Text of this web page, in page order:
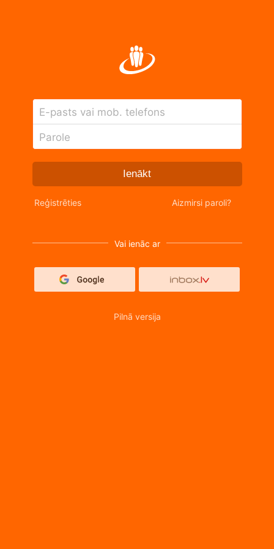
E-pasts vai mob. telefons
Parole
Ienākt
Reģistrēties Aizmirsi paroli?
Vai ienāc ar
Pilnā versija